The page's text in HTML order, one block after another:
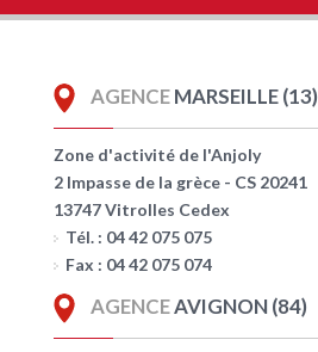
AGENCEMARSEILLE (13)
Zone d'activité de l'Anjoly
2 Impasse de la grèce - CS 20241
13747 Vitrolles Cedex
Tél. : 04 42 075 075
Fax : 04 42 075 074
AGENCEAVIGNON (84)